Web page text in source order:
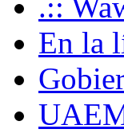
.::
En la